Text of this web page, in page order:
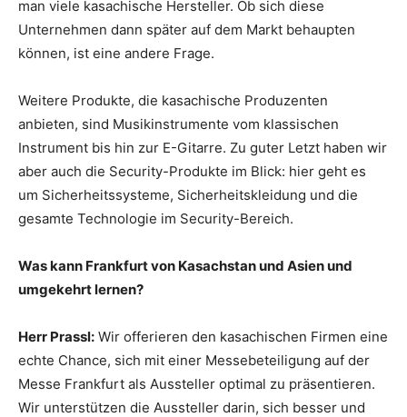
man viele kasachische Hersteller. Ob sich diese
Unternehmen dann später auf dem Markt behaupten
können, ist eine andere Frage.
Weitere Produkte, die kasachische Produzenten
anbieten, sind Musikinstrumente vom klassischen
Instrument bis hin zur E-Gitarre. Zu guter Letzt haben wir
aber auch die Security-Produkte im Blick: hier geht es
um Sicherheitssysteme, Sicherheitskleidung und die
gesamte Technologie im Security-Bereich.
Was kann Frankfurt von Kasachstan und Asien und
umgekehrt lernen?
Herr Prassl: Wir offerieren den kasachischen Firmen eine
echte Chance, sich mit einer Messebeteiligung auf der
Messe Frankfurt als Aussteller optimal zu präsentieren.
Wir unterstützen die Aussteller darin, sich besser und